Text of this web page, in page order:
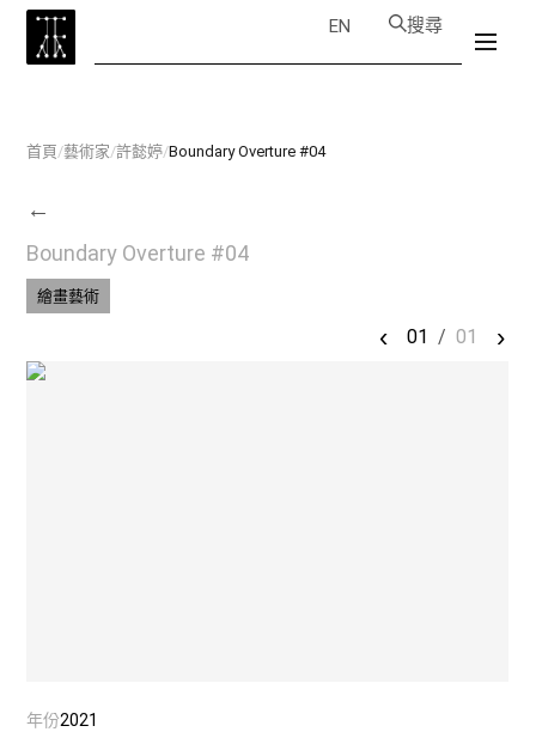
EN 搜尋
首頁/藝術家/許懿婷/Boundary Overture #04
←
Boundary Overture #04
繪畫藝術
‹ 01 / 01 ›
年份2021